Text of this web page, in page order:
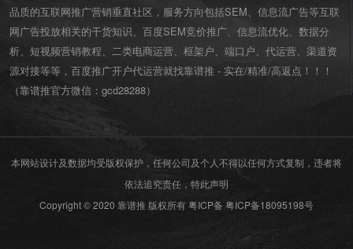
品质的互联网推广营销垂直社区，服务方向包括SEM、信息流广告等互联
网广告投放相关的干货知识、百度SEM竞价推广、信息流优化、数据分
析、短视频营销教程、二类电商运营、 框架户 端口户 代运营 、渠道资
源对接等等，百度推广开户代运营就找靠谱推 - 实在/精准/高返点！！！
（靠谱推官方微信： gcd28288）
本网站设计及数据均受版权保护，任何公司及个人不得以任何方式复制，违者将
依法追究责任，特此声明
Copyright © 2020 靠谱推 版权所有 粤ICP备 粤ICP备18095198号